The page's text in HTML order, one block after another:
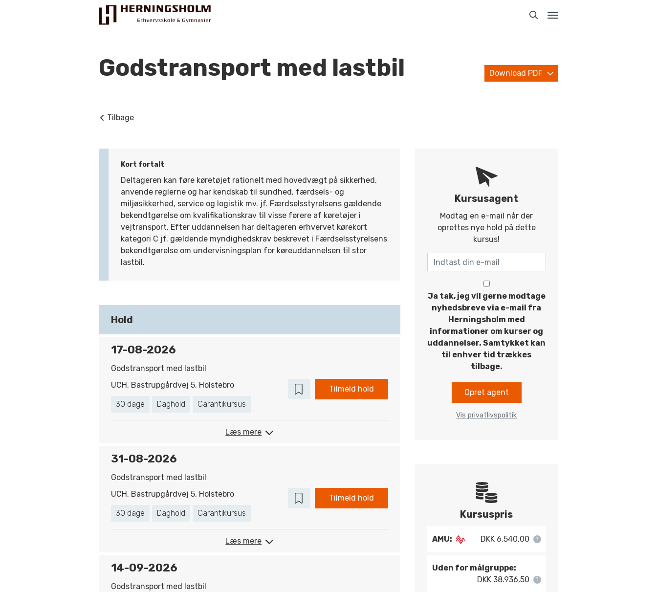
Godstransport med lastbil Download PDF
Tilbage
Kort fortalt
Deltageren kan føre køretøjet rationelt med hovedvægt på sikkerhed,
anvende reglerne og har kendskab til sundhed, færdsels- og
miljøsikkerhed, service og logistik mv. jf. Færdselsstyrelsens gældende
bekendtgørelse om kvalifikationskrav til visse førere af køretøjer i
vejtransport. Efter uddannelsen har deltageren erhvervet kørekort
kategori C jf. gældende myndighedskrav beskrevet i Færdselsstyrelsens
bekendtgørelse om undervisningsplan for køreuddannelsen til stor
lastbil.
Hold
17-08-2026
Godstransport med lastbil
UCH, Bastrupgårdvej 5, Holstebro
30 dage Daghold Garantikursus
Tilmeld hold
Læs mere
31-08-2026
Godstransport med lastbil
UCH, Bastrupgårdvej 5, Holstebro
30 dage Daghold Garantikursus
Tilmeld hold
Læs mere
14-09-2026
Godstransport med lastbil
Kursusagent
Modtag en e-mail når der
oprettes nye hold på dette
kursus!
Ja tak, jeg vil gerne modtage
nyhedsbreve via e-mail fra
Herningsholm med
informationer om kurser og
uddannelser. Samtykket kan
til enhver tid trækkes
tilbage.
Opret agent
Vis privatlivspolitik
Kursuspris
AMU: DKK 6.540,00
Uden for målgruppe:
DKK 38.936,50